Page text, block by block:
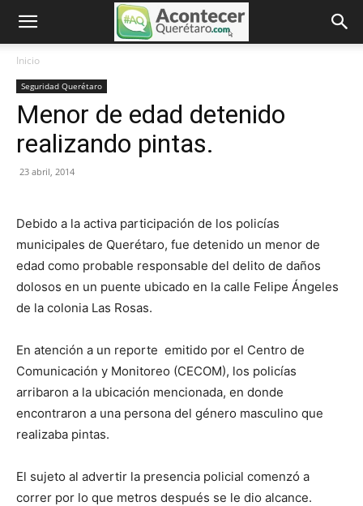
Inicio
Seguridad Querétaro
Menor de edad detenido
realizando pintas.
23 abril, 2014
Debido a la activa participación de los policías
municipales de Querétaro, fue detenido un menor de
edad como probable responsable del delito de daños
dolosos en un puente ubicado en la calle Felipe Ángeles
de la colonia Las Rosas.
En atención a un reporte emitido por el Centro de
Comunicación y Monitoreo (CECOM), los policías
arribaron a la ubicación mencionada, en donde
encontraron a una persona del género masculino que
realizaba pintas.
El sujeto al advertir la presencia policial comenzó a
correr por lo que metros después se le dio alcance.